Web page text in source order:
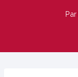
Par